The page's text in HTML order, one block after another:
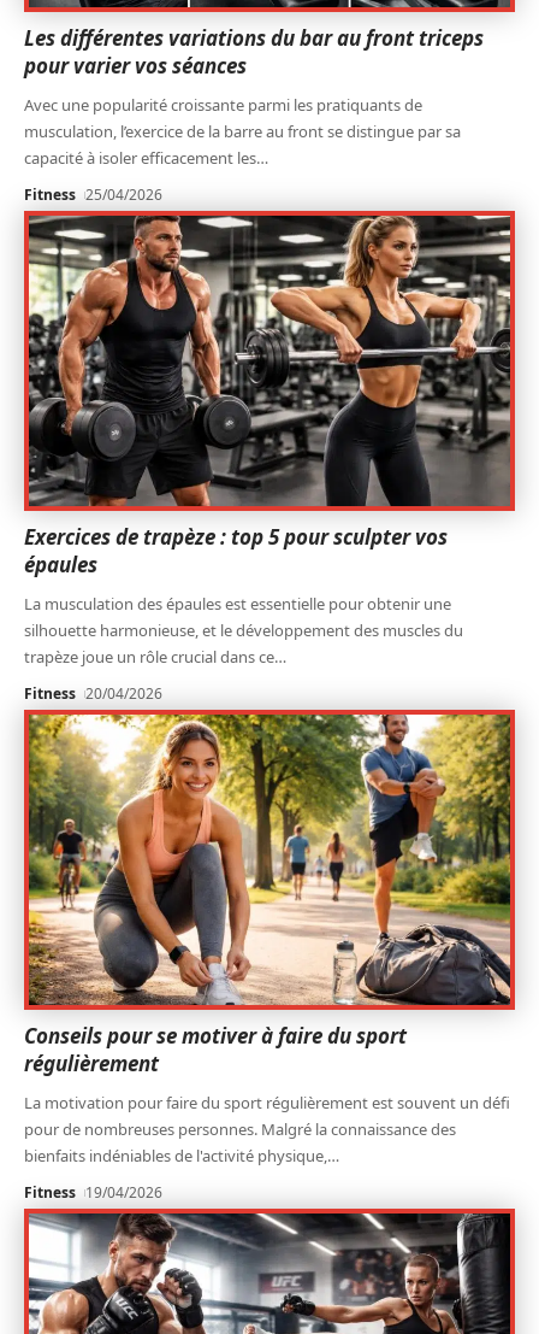
Les différentes variations du bar au front triceps
pour varier vos séances
Avec une popularité croissante parmi les pratiquants de
musculation, l’exercice de la barre au front se distingue par sa
capacité à isoler efficacement les…
Fitness 25/04/2026
Exercices de trapèze : top 5 pour sculpter vos
épaules
La musculation des épaules est essentielle pour obtenir une
silhouette harmonieuse, et le développement des muscles du
trapèze joue un rôle crucial dans ce…
Fitness 20/04/2026
Conseils pour se motiver à faire du sport
régulièrement
La motivation pour faire du sport régulièrement est souvent un défi
pour de nombreuses personnes. Malgré la connaissance des
bienfaits indéniables de l'activité physique,…
Fitness 19/04/2026